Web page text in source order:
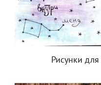
Рисунки для